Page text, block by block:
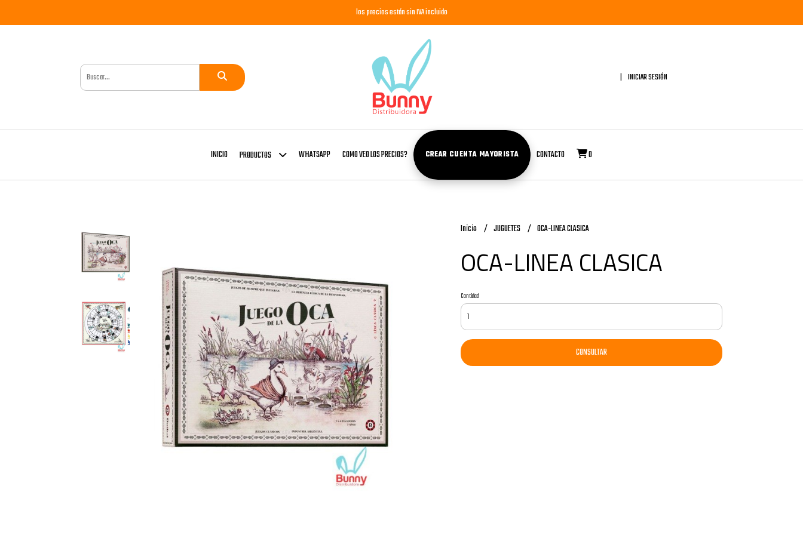
los precios están sin IVA incluido
INICIAR SESIÓN
INICIO PRODUCTOS WHATSAPP COMO VEO LOS PRECIOS? CREAR CUENTA MAYORISTA CONTACTO 0
Inicio JUGUETES OCA-LINEA CLASICA
OCA-LINEA CLASICA
Cantidad
CONSULTAR